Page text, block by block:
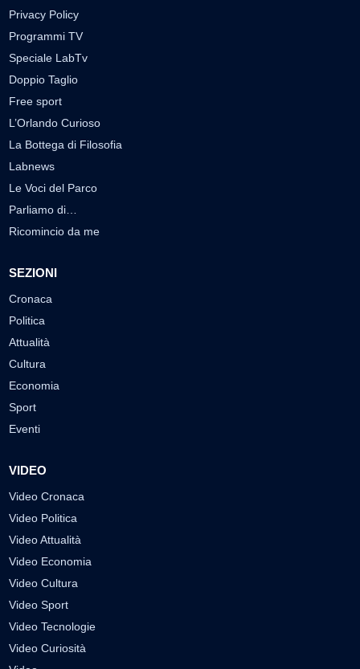
Privacy Policy
Programmi TV
Speciale LabTv
Doppio Taglio
Free sport
L’Orlando Curioso
La Bottega di Filosofia
Labnews
Le Voci del Parco
Parliamo di…
Ricomincio da me
SEZIONI
Cronaca
Politica
Attualità
Cultura
Economia
Sport
Eventi
VIDEO
Video Cronaca
Video Politica
Video Attualità
Video Economia
Video Cultura
Video Sport
Video Tecnologie
Video Curiosità